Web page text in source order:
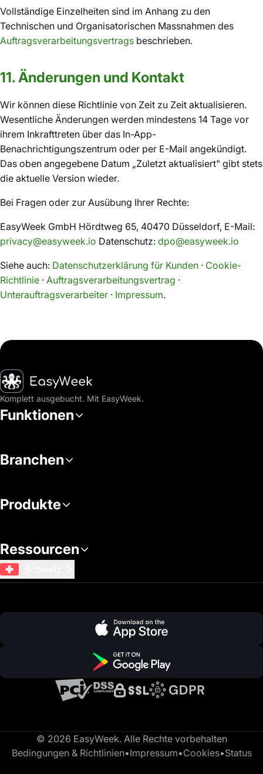
Vollständige Einzelheiten sind im Anhang zu den
Technischen und Organisatorischen Massnahmen des
Auftragsverarbeitungsvertrags beschrieben.
11. Änderungen und Kontakt
Wir können diese Richtlinie von Zeit zu Zeit aktualisieren.
Wesentliche Änderungen werden mindestens 14 Tage vor
ihrem Inkrafttreten über das In-App-
Benachrichtigungszentrum oder per E-Mail angekündigt.
Das oben angegebene Datum „Zuletzt aktualisiert" gibt stets
die aktuelle Version wieder.
Bei Fragen oder zur Ausübung Ihrer Rechte:
EasyWeek GmbH Hördtweg 65, 40470 Düsseldorf, E-Mail:
privacy@easyweek.io Datenschutz: dpo@easyweek.io
Siehe auch: Datenschutzerklärung für Kunden · Cookie-
Richtlinie · Auftragsverarbeitungsvertrag ·
Unterauftragsverarbeiter · Impressum.
Startseite
Komplett ausgebucht. Mit EasyWeek.
Funktionen
Branchen
Produkte
Ressourcen
© 2026 EasyWeek. Alle Rechte vorbehalten
Bedingungen & Richtlinien•Impressum•Cookies•Status